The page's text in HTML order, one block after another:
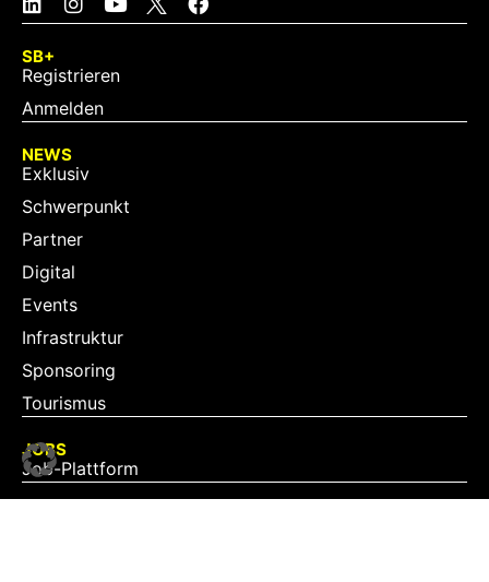
SB+
Registrieren
Anmelden
NEWS
Exklusiv
Schwerpunkt
Partner
Digital
Events
Infrastruktur
Sponsoring
Tourismus
JOBS
Job-Plattform